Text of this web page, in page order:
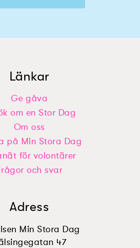
Länkar
Ge gåva
om en Stor Dag
Om oss
på Min Stora Dag
för volontärer
och svar
Adress
Min Stora Dag
47